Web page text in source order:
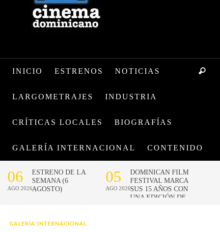
INICIO ESTRENOS NOTICIAS
LARGOMETRAJES INDUSTRIA
CRÍTICAS LOCALES BIOGRAFÍAS
GALERÍA INTERNACIONAL CONTENIDO
GALERÍA INTERNACIONAL